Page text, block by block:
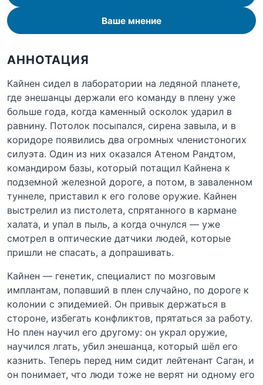
Ваше мнение
АННОТАЦИЯ
Кайнен сидел в лаборатории на ледяной планете,
где энешанцы держали его команду в плену уже
больше года, когда каменный осколок ударил в
равнину. Потолок посыпался, сирена завыла, и в
коридоре появились два огромных членистоногих
силуэта. Один из них оказался Атеном Рандтом,
командиром базы, который потащил Кайнена к
подземной железной дороге, а потом, в заваленном
туннеле, приставил к его голове оружие. Кайнен
выстрелил из пистолета, спрятанного в кармане
халата, и упал в пыль, а когда очнулся — уже
смотрел в оптические датчики людей, которые
пришли не спасать, а допрашивать.
Кайнен — генетик, специалист по мозговым
имплантам, попавший в плен случайно, по дороге к
колонии с эпидемией. Он привык держаться в
стороне, избегать конфликтов, прятаться за работу.
Но плен научил его другому: он украл оружие,
научился лгать, убил энешанца, который шёл его
казнить. Теперь перед ним сидит лейтенант Саган, и
он понимает, что люди тоже не верят ни одному его